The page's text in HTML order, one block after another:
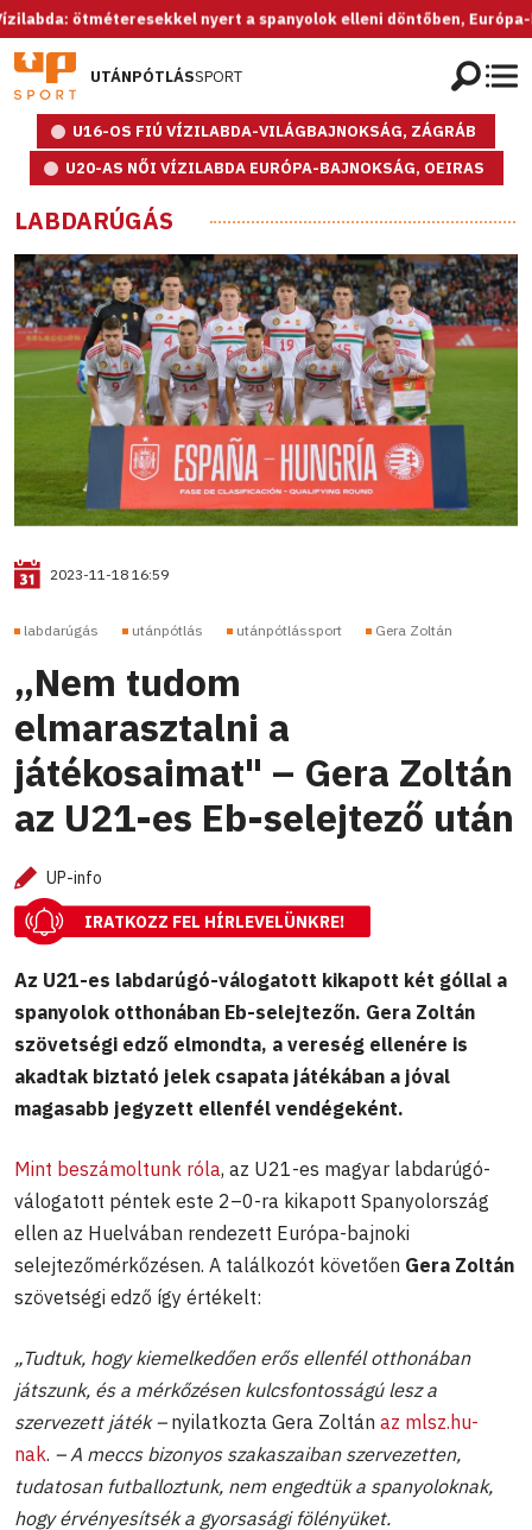
ötméteresekkel nyert a spanyolok elleni döntőben, Európa-bajnok
UTÁNPÓTLÁSSPORT
U16-OS FIÚ VÍZILABDA-VILÁGBAJNOKSÁG, ZÁGRÁB
U20-AS NŐI VÍZILABDA EURÓPA-BAJNOKSÁG, OEIRAS
LABDARÚGÁS
2023-11-18 16:59
labdarúgás utánpótlás utánpótlássport Gera Zoltán
„Nem tudom
elmarasztalni a
játékosaimat" – Gera Zoltán
az U21-es Eb-selejtező után
UP-info
IRATKOZZ FEL HÍRLEVELÜNKRE!
Az U21-es labdarúgó-válogatott kikapott két góllal a
spanyolok otthonában Eb-selejtezőn. Gera Zoltán
szövetségi edző elmondta, a vereség ellenére is
akadtak biztató jelek csapata játékában a jóval
magasabb jegyzett ellenfél vendégeként.
Mint beszámoltunk róla, az U21-es magyar labdarúgó-
válogatott péntek este 2–0-ra kikapott Spanyolország
ellen az Huelvában rendezett Európa-bajnoki
selejtezőmérkőzésen. A találkozót követően Gera Zoltán
szövetségi edző így értékelt:
„Tudtuk, hogy kiemelkedően erős ellenfél otthonában
játszunk, és a mérkőzésen kulcsfontosságú lesz a
szervezett játék –nyilatkozta Gera Zoltán az mlsz.hu-
nak. – A meccs bizonyos szakaszaiban szervezetten,
tudatosan futballoztunk, nem engedtük a spanyoloknak,
hogy érvényesítsék a gyorsasági fölényüket.